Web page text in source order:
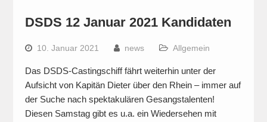
DSDS 12 Januar 2021 Kandidaten
10. Januar 2021 news Allgemein
Das DSDS-Castingschiff fährt weiterhin unter der
Aufsicht von Kapitän Dieter über den Rhein – immer auf
der Suche nach spektakulären Gesangstalenten!
Diesen Samstag gibt es u.a. ein Wiedersehen mit